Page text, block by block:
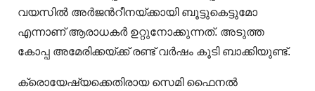
വയസില്‍ അര്‍ജന്‍റീനയ്ക്കായി ബൂട്ടുകെട്ടുമോ
എന്നാണ് ആരാധകര്‍ ഉറ്റുനോക്കുന്നത്. അടുത്ത
കോപ്പ അമേരിക്കയ്ക്ക് രണ്ട് വര്‍ഷം കൂടി ബാക്കിയുണ്ട്.
ക്രൊയേഷ്യക്കെതിരായ സെമി ഫൈനല്‍